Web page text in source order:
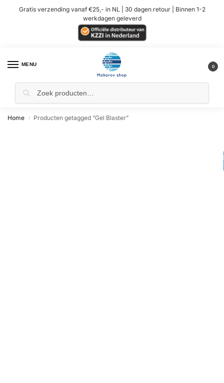
Gratis verzending vanaf €25,- in NL | 30 dagen retour | Binnen 1-2
werkdagen geleverd
MENU 0
Home / Producten getagged “Gel Blaster”